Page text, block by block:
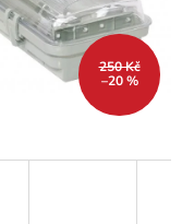
250 Kč
–20 %